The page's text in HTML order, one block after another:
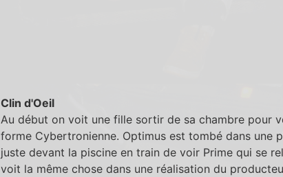
Clin d'Oeil
Au début on voit une fille sortir de sa chambre pour
forme Cybertronienne. Optimus est tombé dans une
juste devant la piscine en train de voir Prime qui se
voit la même chose dans une réalisation du